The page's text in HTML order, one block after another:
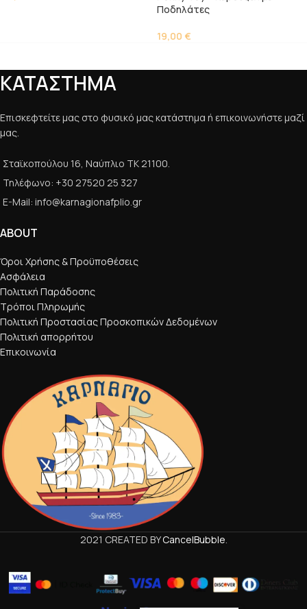
Ποδηλάτες
19,00 €
ΚΑΤΑΣΤΗΜΑ
Επισκεφτείτε μας στο φυσικό μας κατάστημα ή επικοινωνήστε μαζί
μας.
Σταϊκοπούλου 16, Ναύπλιο ΤΚ 21100.
Τηλέφωνο: +30 27520 25 327
E-Mail: info@karnagionafplio.gr
ABOUT
Όροι Χρήσης & Προϋποθέσεις
Ασφάλεια
Πολιτική Παράδοσης
Τρόποι Πληρωμής
Πολιτική Προστασίας Προσκοπικών Δεδομένων
Πολιτική απορρήτου
Επικοινωνία
2021 CREATED BYCancelBubble.